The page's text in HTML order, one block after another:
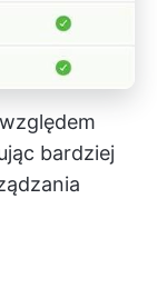
bardziej